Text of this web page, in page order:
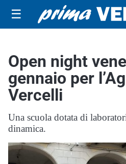
☰
Open night
gennaio per
Vercelli
Una scuola dotata di
dinamica.